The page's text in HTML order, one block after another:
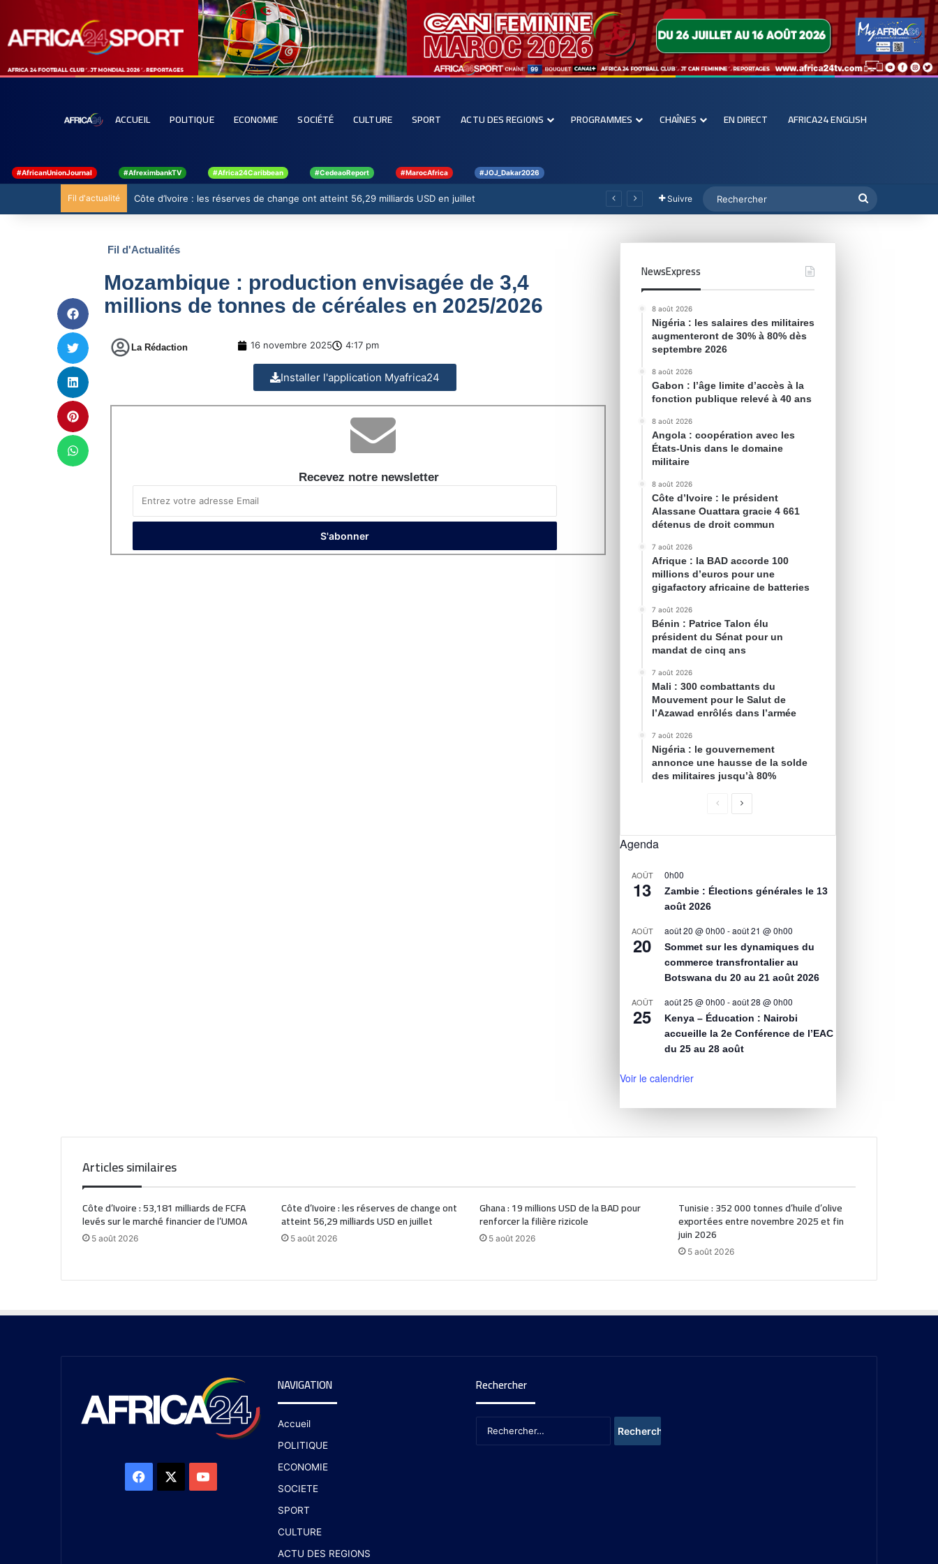
ACCUEIL POLITIQUE ECONOMIE SOCIÉTÉ CULTURE SPORT ACTU DES REGIONS PROGRAMMES CHAÎNES EN DIRECT AFRICA24 ENGLISH
#AfricanUnionJournal #AfreximbankTV #Africa24Caribbean #CedeaoReport #MarocAfrica #JOJ_Dakar2026
Fil d'actualité Côte d’Ivoire : les réserves de change ont atteint 56,29 milliards USD en juillet Suivre
Fil d'Actualités
Mozambique : production envisagée de 3,4
millions de tonnes de céréales en 2025/2026
La Rédaction 16 novembre 2025 4:17 pm
Installer l'application Myafrica24
Recevez notre newsletter
NewsExpress
8 août 2026
Nigéria : les salaires des militaires
augmenteront de 30% à 80% dès
septembre 2026
8 août 2026
Gabon : l’âge limite d’accès à la
fonction publique relevé à 40 ans
8 août 2026
Angola : coopération avec les
États-Unis dans le domaine
militaire
8 août 2026
Côte d’Ivoire : le président
Alassane Ouattara gracie 4 661
détenus de droit commun
7 août 2026
Afrique : la BAD accorde 100
millions d’euros pour une
gigafactory africaine de batteries
7 août 2026
Bénin : Patrice Talon élu
président du Sénat pour un
mandat de cinq ans
7 août 2026
Mali : 300 combattants du
Mouvement pour le Salut de
l’Azawad enrôlés dans l’armée
7 août 2026
Nigéria : le gouvernement
annonce une hausse de la solde
des militaires jusqu’à 80%
Agenda
AOÛT
13
0h00
Zambie : Élections générales le 13
août 2026
AOÛT
20
août 20 @ 0h00 -août 21 @ 0h00
Sommet sur les dynamiques du
commerce transfrontalier au
Botswana du 20 au 21 août 2026
AOÛT
25
août 25 @ 0h00 -août 28 @ 0h00
Kenya – Éducation : Nairobi
accueille la 2e Conférence de l’EAC
du 25 au 28 août
Voir le calendrier
Articles similaires
Côte d’Ivoire : 53,181 milliards de FCFA
levés sur le marché financier de l’UMOA
5 août 2026
Côte d’Ivoire : les réserves de change ont
atteint 56,29 milliards USD en juillet
5 août 2026
Ghana : 19 millions USD de la BAD pour
renforcer la filière rizicole
5 août 2026
Tunisie : 352 000 tonnes d’huile d’olive
exportées entre novembre 2025 et fin
juin 2026
5 août 2026
NAVIGATION
Accueil
POLITIQUE
ECONOMIE
SOCIETE
SPORT
CULTURE
ACTU DES REGIONS
Rechercher